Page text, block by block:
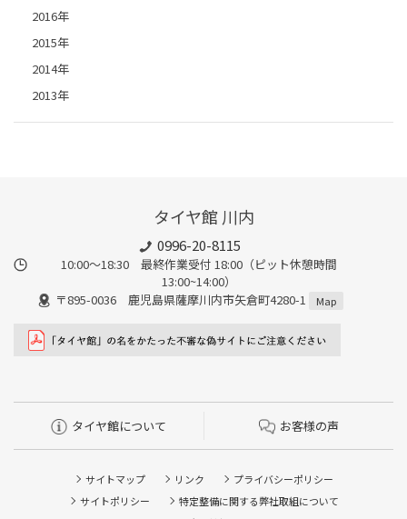
2016年
2015年
2014年
2013年
タイヤ館 川内
0996-20-8115
10:00～18:30 最終作業受付 18:00（ピット休憩時間
13:00~14:00）
〒895-0036 鹿児島県薩摩川内市矢倉町4280-1
Map
タイヤ館について お客様の声
サイトマップ リンク
プライバシーポリシー
サイトポリシー
特定整備に関する弊社取組について